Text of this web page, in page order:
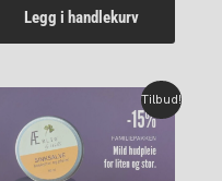
Legg i handlekurv
Tilbud!
Opprinnelig
var:
kr 1.175,00.
Nåværende
pris
er:
kr 995,00.